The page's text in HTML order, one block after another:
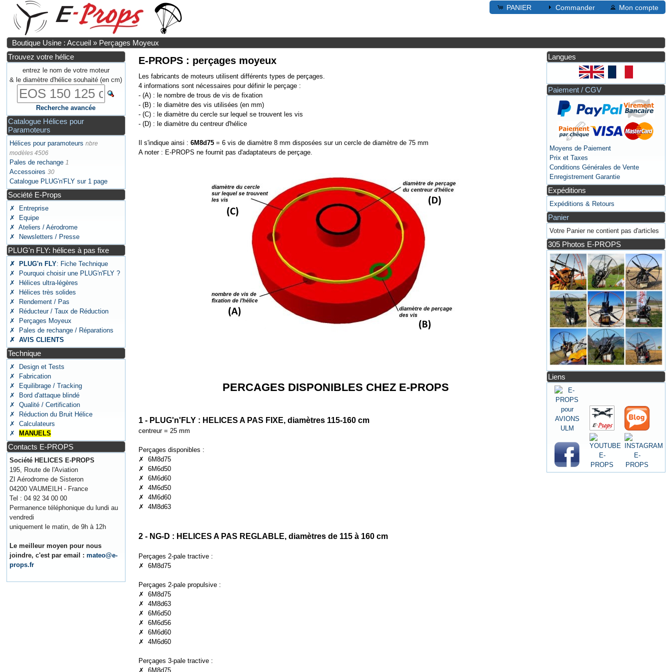
PANIER Commander Mon compte
Boutique Usine : Accueil » Perçages Moyeux
Trouvez votre hélice
entrez le nom de votre moteur
& le diamètre d'hélice souhaité (en cm)
Recherche avancée
Catalogue Hélices pour
Paramoteurs
Hélices pour paramoteurs nbre
modèles 4506
Pales de rechange 1
Accessoires 30
Catalogue PLUG'n'FLY sur 1 page
Société E-Props
✗ Entreprise
✗ Equipe
✗ Ateliers / Aérodrome
✗ Newsletters / Presse
PLUG'n FLY: hélices à pas fixe
✗ PLUG'n FLY: Fiche Technique
✗ Pourquoi choisir une PLUG'n'FLY ?
✗ Hélices ultra-légères
✗ Hélices très solides
✗ Rendement / Pas
✗ Réducteur / Taux de Réduction
✗ Perçages Moyeux
✗ Pales de rechange / Réparations
✗ AVIS CLIENTS
Technique
✗ Design et Tests
✗ Fabrication
✗ Equilibrage / Tracking
✗ Bord d'attaque blindé
✗ Qualité / Certification
✗ Réduction du Bruit Hélice
✗ Calculateurs
✗
MANUELS
Contacts E-PROPS
Société HELICES E-PROPS
195, Route de l'Aviation
ZI Aérodrome de Sisteron
04200 VAUMEILH - France
Tel : 04 92 34 00 00
Permanence téléphonique du lundi au
vendredi
uniquement le matin, de 9h à 12h
Le meilleur moyen pour nous
joindre, c'est par email :mateo@e-
props.fr
E-PROPS : perçages moyeux
Les fabricants de moteurs utilisent différents types de perçages.
4 informations sont nécessaires pour définir le perçage :
- (A) : le nombre de trous de vis de fixation
- (B) : le diamètre des vis utilisées (en mm)
- (C) : le diamètre du cercle sur lequel se trouvent les vis
- (D) : le diamètre du centreur d'hélice
Il s'indique ainsi : 6M8d75= 6 vis de diamètre 8 mm disposées sur un cercle de diamètre de 75 mm
A noter : E-PROPS ne fournit pas d'adaptateurs de perçage.
PERCAGES DISPONIBLES CHEZ E-PROPS
1 - PLUG'n'FLY : HELICES A PAS FIXE, diamètres 115-160 cm
centreur = 25 mm
Perçages disponibles :
✗ 6M8d75
✗ 6M6d50
✗ 6M6d60
✗ 4M6d50
✗ 4M6d60
✗ 4M8d63
2 - NG-D : HELICES A PAS REGLABLE, diamètres de 115 à 160 cm
Perçages 2-pale tractive :
✗ 6M8d75
Perçages 2-pale propulsive :
✗ 6M8d75
✗ 4M8d63
✗ 6M6d50
✗ 6M6d56
✗ 6M6d60
✗ 4M6d60
Perçages 3-pale tractive :
✗ 6M8d75
Langues
Paiement / CGV
Moyens de Paiement
Prix et Taxes
Conditions Générales de Vente
Enregistrement Garantie
Expéditions
Expéditions & Retours
Panier
Votre Panier ne contient pas d'articles
305 Photos E-PROPS
Liens